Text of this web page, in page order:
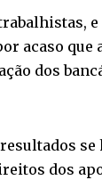
e
acaso
dos
dos